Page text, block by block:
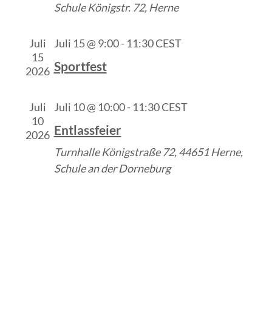
SchuleKönigstr. 72, Herne
Juli
15
2026
Juli 15 @ 9:00- 11:30CEST
Sportfest
Juli
10
2026
Juli 10 @ 10:00- 11:30CEST
Entlassfeier
TurnhalleKönigstraße 72, 44651 Herne,
Schule an der Dorneburg